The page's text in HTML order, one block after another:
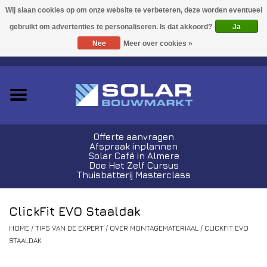
0 Artikelen - €0,00
Acties!
Kabels en Stekkers
Offerte aanvragen
Afspraak inplannen
Solar Café in Almere
Doe Het Zelf Cursus
Thuisbatterij Masterclass
ClickFit EVO Staaldak
HOME / TIPS VAN DE EXPERT / OVER MONTAGEMATERIAAL / CLICKFIT EVO
STAALDAK
Ja
Nee
Meer over cookies »